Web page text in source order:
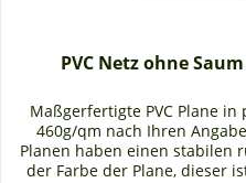
PVC Netz ohne
Maßgerfertigte PVC Plane
460g/qm nach Ihren
Planen haben einen stabilen
der Farbe der Plane, dieser